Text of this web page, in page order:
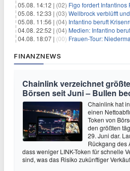
05.08. 14:12 | (02) Figo fordert Infantinos
05.08. 12:33 | (03) Wellbrock verblüfft und
05.08. 11:56 | (04) Infantino beruft
04.08. 22:52 | (04) Medien: Infantino beruft
04.08. 18:07 | (00) Frauen-Tour: Niedermaier
FINANZNEWS
Chainlink verzeichnet
Börsen seit Juni – Bullen
Chainlink hat
einen
Token von
den größten
29. Juni dar.
Rückgang des
dass weniger LINK-Token für schnelle
sind, was das Risiko zukünftiger